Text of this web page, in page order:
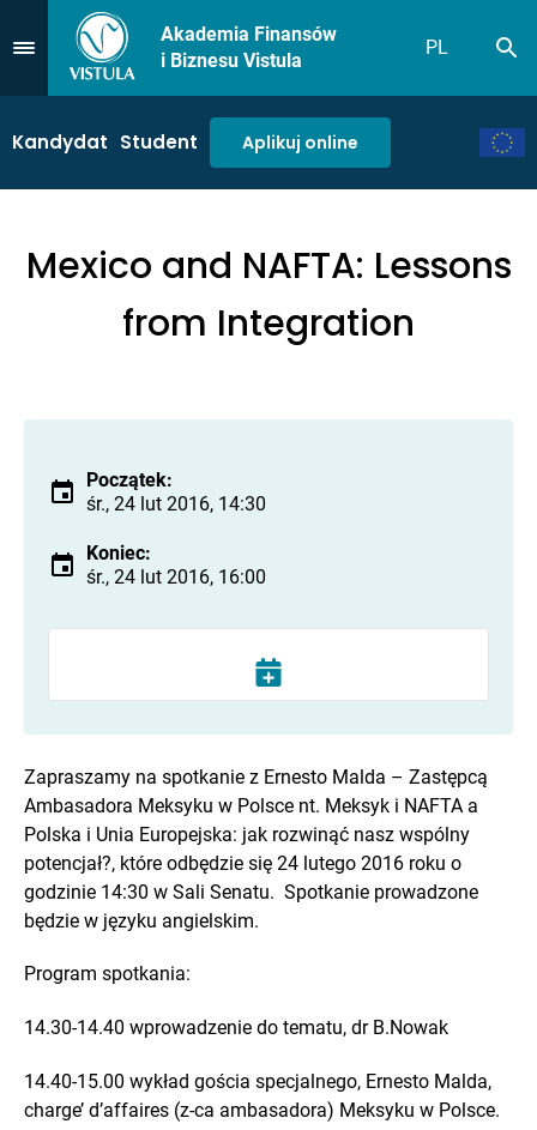
Przejdź do Menu
Akademia Finansów
i Biznesu Vistula
PL
Kandydat Student Aplikuj online
Mexico and NAFTA: Lessons
from Integration
Początek:
śr., 24 lut 2016, 14:30
Koniec:
śr., 24 lut 2016, 16:00
Zapraszamy na spotkanie z Ernesto Malda – Zastępcą
Ambasadora Meksyku w Polsce nt. Meksyk i NAFTA a
Polska i Unia Europejska: jak rozwinąć nasz wspólny
potencjał?, które odbędzie się 24 lutego 2016 roku o
godzinie 14:30 w Sali Senatu. Spotkanie prowadzone
będzie w języku angielskim.
Program spotkania:
14.30-14.40 wprowadzenie do tematu, dr B.Nowak
14.40-15.00 wykład gościa specjalnego, Ernesto Malda,
charge’ d’affaires (z-ca ambasadora) Meksyku w Polsce.